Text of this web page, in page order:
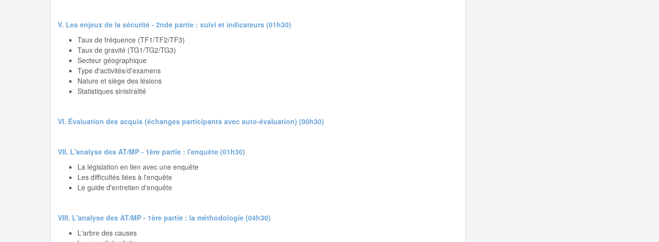
V. Les enjeux de la sécurité - 2nde partie : suivi et indicateurs (01h30)
Taux de fréquence (TF1/TF2/TF3)
Taux de gravité (TG1/TG2/TG3)
Secteur géographique
Type d'activités/d'examens
Nature et siège des lésions
Statistiques sinistralité
VI. Évaluation des acquis (échanges participants avec auto-évaluation) (00h30)
VII. L'analyse des AT/MP - 1ère partie : l'enquête (01h30)
La législation en lien avec une enquête
Les difficultés liées à l'enquête
Le guide d'entretien d'enquête
VIII. L'analyse des AT/MP - 1ère partie : la méthodologie (04h30)
L'arbre des causes